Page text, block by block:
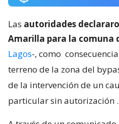
Las autoridades
Amarilla para la comuna
Lagos-, como
terreno de la zona del
de la intervención de un
particular sin autorización .